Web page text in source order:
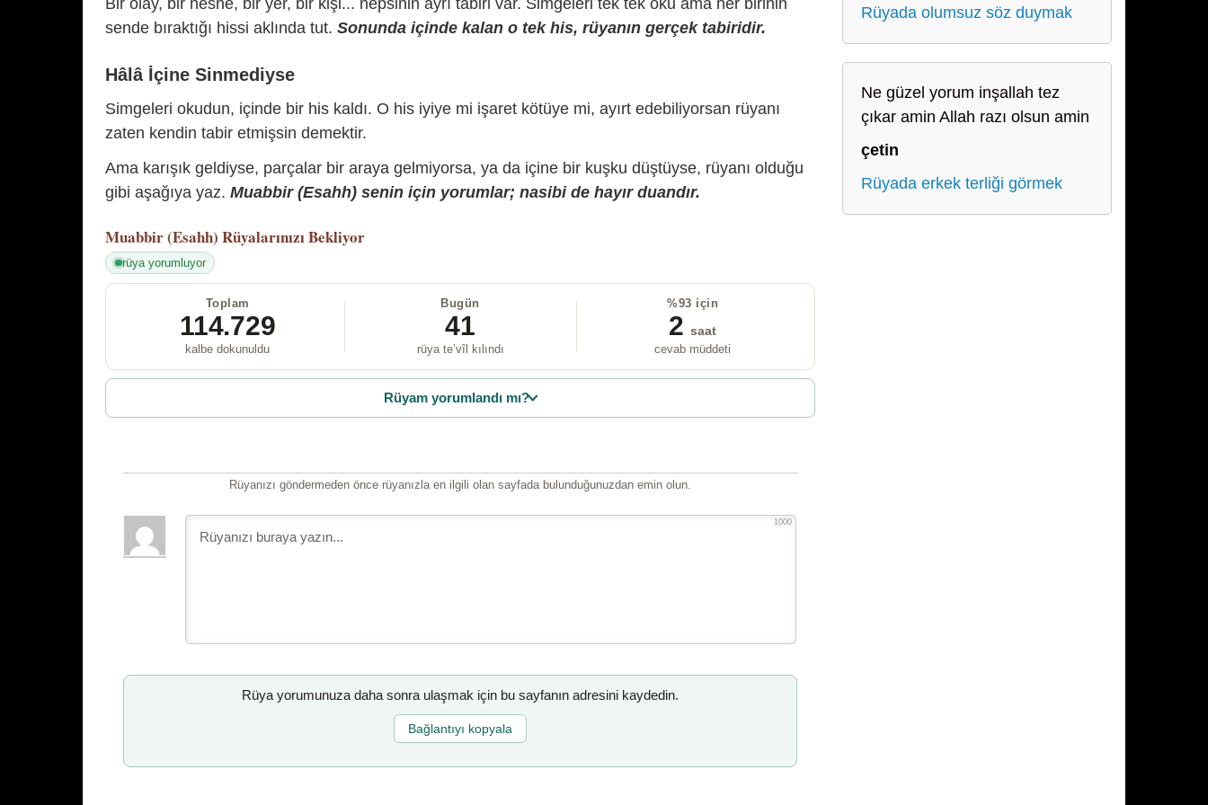
sende bıraktığı hissi aklında tut. Sonunda içinde kalan o tek his, rüyanın gerçek tabiridir.
Hâlâ İçine Sinmediyse
Simgeleri okudun, içinde bir his kaldı. O his iyiye mi işaret kötüye mi, ayırt edebiliyorsan rüyanı
zaten kendin tabir etmişsin demektir.
Ama karışık geldiyse, parçalar bir araya gelmiyorsa, ya da içine bir kuşku düştüyse, rüyanı olduğu
gibi aşağıya yaz. Muabbir (Esahh) senin için yorumlar; nasibi de hayır duandır.
Muabbir (Esahh) Rüyalarınızı Bekliyor
rüya yorumluyor
Toplam
114.729
kalbe dokunuldu
Bugün
41
rüya te’vîl kılındı
%93 için
2 saat
cevab müddeti
Rüyam yorumlandı mı?
Rüyanızı göndermeden önce rüyanızla en ilgili olan sayfada bulunduğunuzdan emin olun.
1000
Rüya yorumunuza daha sonra ulaşmak için bu sayfanın adresini kaydedin.
Bağlantıyı kopyala
Rüyada olumsuz söz duymak
Ne güzel yorum inşallah tez
çıkar amin Allah razı olsun amin
çetin
Rüyada erkek terliği görmek